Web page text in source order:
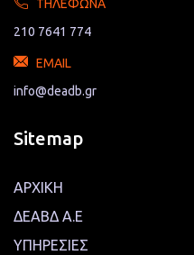
ΤΗΛΈΦΩΝΑ
210 7641 774
EMAIL
info@deadb.gr
Sitemap
ΑΡΧΙΚΗ
ΔΕΑΒΔ Α.Ε
ΥΠΗΡΕΣΙΕΣ